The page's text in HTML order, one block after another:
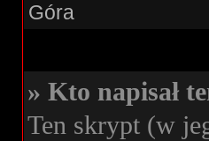
Góra
» Kto napisał
Ten skrypt (w